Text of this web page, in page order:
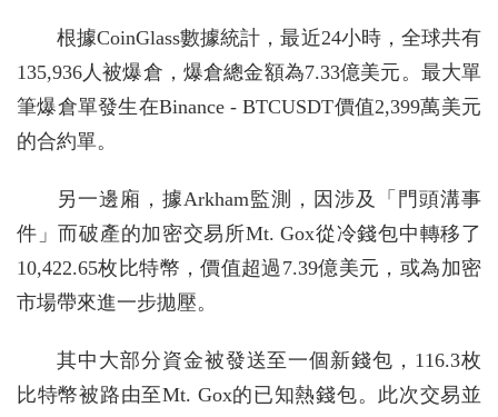
根據CoinGlass數據統計，最近24小時，全球共有
135,936人被爆倉，爆倉總金額為7.33億美元。最大單
筆爆倉單發生在Binance - BTCUSDT價值2,399萬美元
的合約單。
另一邊廂，據Arkham監測，因涉及「門頭溝事
件」而破產的加密交易所Mt. Gox從冷錢包中轉移了
10,422.65枚比特幣，價值超過7.39億美元，或為加密
市場帶來進一步拋壓。
其中大部分資金被發送至一個新錢包，116.3枚
比特幣被路由至Mt. Gox的已知熱錢包。此次交易並